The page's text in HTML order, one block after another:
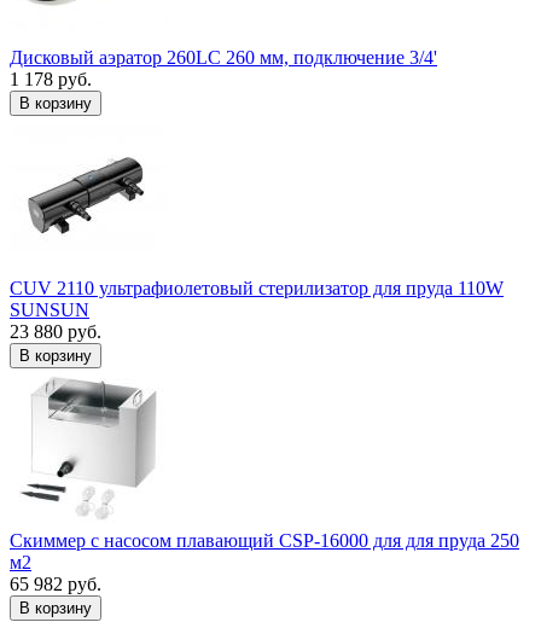
Дисковый аэратор 260LC 260 мм, подключение 3/4'
1 178 руб.
В корзину
CUV 2110 ультрафиолетовый стерилизатор для пруда 110W
SUNSUN
23 880 руб.
В корзину
Скиммер с насосом плавающий CSP-16000 для для пруда 250
м2
65 982 руб.
В корзину